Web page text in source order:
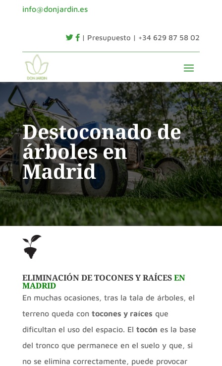
info@donjardin.es
| Presupuesto | +34 629 87 58 02
Destoconado de
árboles en
Madrid
ELIMINACIÓN DE TOCONES Y RAÍCESEN
MADRID
En muchas ocasiones, tras la tala de árboles, el
terreno queda con tocones y raíces que
dificultan el uso del espacio. El tocón es la base
del tronco que permanece en el suelo y que, si
no se elimina correctamente, puede provocar